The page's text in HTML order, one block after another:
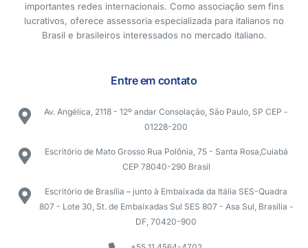
importantes redes internacionais. Como associação sem fins
lucrativos, oferece assessoria especializada para italianos no
Brasil e brasileiros interessados no mercado italiano.
Entre em contato
Av. Angélica, 2118 - 12º andar Consolação, São Paulo, SP CEP -
01228-200
Escritório de Mato Grosso Rua Polônia, 75 - Santa Rosa,Cuiabá
CEP 78040-290 Brasil
Escritório de Brasília – junto à Embaixada da Itália SES-Quadra
807 - Lote 30, St. de Embaixadas Sul SES 807 - Asa Sul, Brasília -
DF, 70420-900